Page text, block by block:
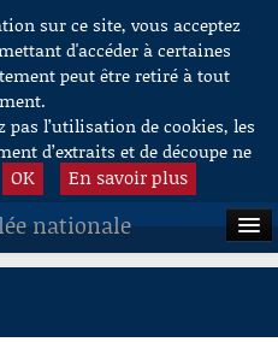
sur ce site, vous acceptez
d'accéder à certaines
peut être retiré à tout
pas l’utilisation de cookies, les
d’extraits et de découpe ne
OK En savoir plus
nationale